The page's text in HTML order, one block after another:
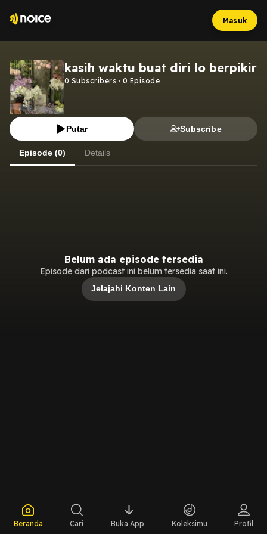
Masuk
kasih waktu buat diri lo berpikir
0 Subscribers · 0 Episode
Putar Subscribe
Episode (0) Details
Belum ada episode tersedia
Episode dari podcast ini belum tersedia saat ini.
Jelajahi Konten Lain
Beranda Cari Buka App Koleksimu Profil